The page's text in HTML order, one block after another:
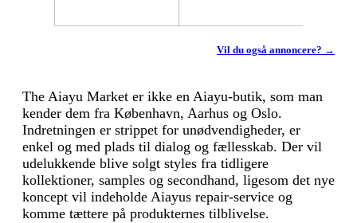
Vil du også annoncere? →
The Aiayu Market er ikke en Aiayu-butik, som man
kender dem fra København, Aarhus og Oslo.
Indretningen er strippet for unødvendigheder, er
enkel og med plads til dialog og fællesskab. Der vil
udelukkende blive solgt styles fra tidligere
kollektioner, samples og secondhand, ligesom det nye
koncept vil indeholde Aiayus repair-service og
komme tættere på produkternes tilblivelse.